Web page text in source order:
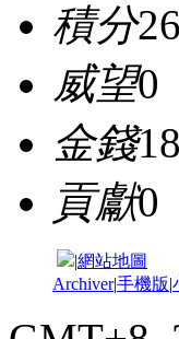
積分26
威望0
金錢18
貢獻0
|網站地圖
Archiver|手機版|